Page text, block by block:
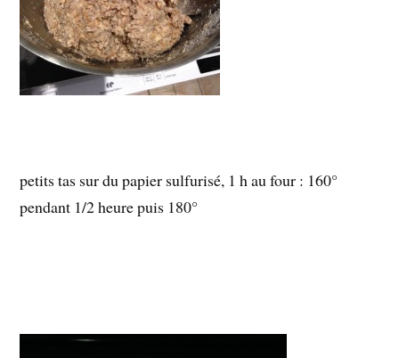
petits tas sur du papier sulfurisé, 1 h au four : 160°
pendant 1/2 heure puis 180°